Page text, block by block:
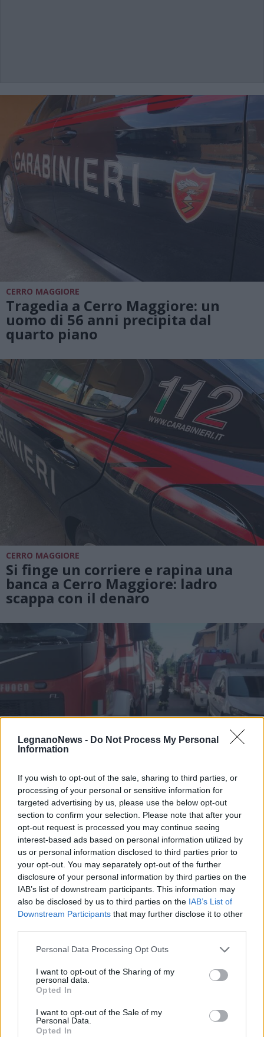
LegnanoNews - Do Not Process My Personal
Information
If you wish to opt-out of the sale, sharing to third parties, or
processing of your personal or sensitive information for
targeted advertising by us, please use the below opt-out
section to confirm your selection. Please note that after your
opt-out request is processed you may continue seeing
interest-based ads based on personal information utilized by
us or personal information disclosed to third parties prior to
your opt-out. You may separately opt-out of the further
disclosure of your personal information by third parties on the
IAB’s list of downstream participants. This information may
also be disclosed by us to third parties on the IAB’s List of
Downstream Participants that may further disclose it to other
Personal Data Processing Opt Outs
I want to opt-out of the Sharing of my
personal data.
Opted In
I want to opt-out of the Sale of my
Personal Data.
Opted In
CERRO MAGGIORE
Tragedia a Cerro Maggiore: un
uomo di 56 anni precipita dal
quarto piano
CERRO MAGGIORE
Si finge un corriere e rapina una
banca a Cerro Maggiore: ladro
scappa con il denaro
LEGNANO
Incendio in un appartamento a
Cuggiono: i Vigili del fuoco
spengono le fiamme e salvano un
gatto